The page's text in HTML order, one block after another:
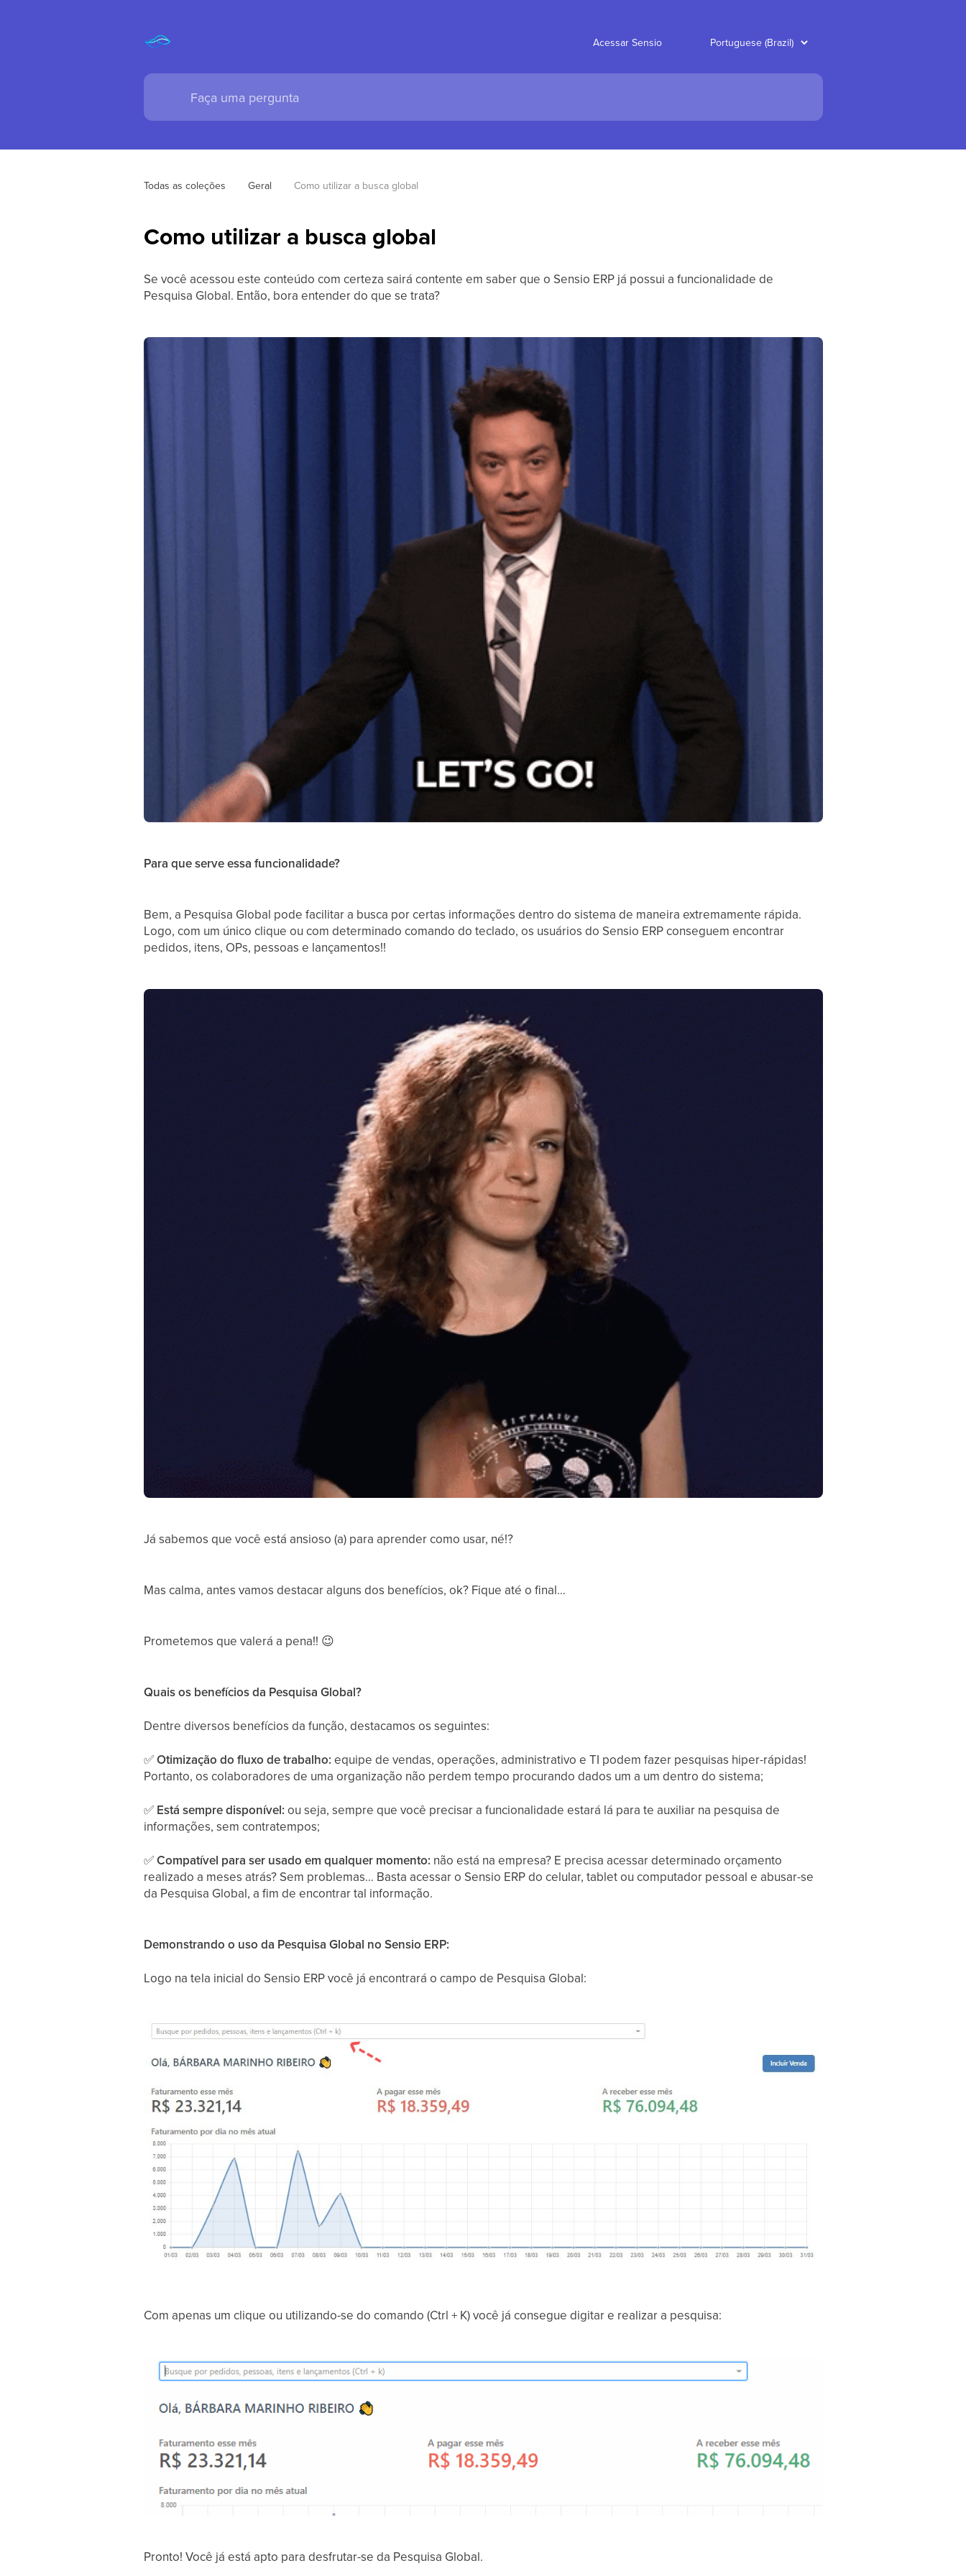
Acessar Sensio
Todas as coleções Geral Como utilizar a busca global
Como utilizar a busca global
Se você acessou este conteúdo com certeza sairá contente em saber que o Sensio ERP já possui a funcionalidade de
Pesquisa Global. Então, bora entender do que se trata?
Para que serve essa funcionalidade?
Bem, a Pesquisa Global pode facilitar a busca por certas informações dentro do sistema de maneira extremamente rápida.
Logo, com um único clique ou com determinado comando do teclado, os usuários do Sensio ERP conseguem encontrar
pedidos, itens, OPs, pessoas e lançamentos!!
Já sabemos que você está ansioso (a) para aprender como usar, né!?
Mas calma, antes vamos destacar alguns dos benefícios, ok? Fique até o final…
Prometemos que valerá a pena!! 😉
Quais os benefícios da Pesquisa Global?
Dentre diversos benefícios da função, destacamos os seguintes:
✅Otimização do fluxo de trabalho: equipe de vendas, operações, administrativo e TI podem fazer pesquisas hiper-rápidas!
Portanto, os colaboradores de uma organização não perdem tempo procurando dados um a um dentro do sistema;
✅ Está sempre disponível: ou seja, sempre que você precisar a funcionalidade estará lá para te auxiliar na pesquisa de
informações, sem contratempos;
✅Compatível para ser usado em qualquer momento: não está na empresa? E precisa acessar determinado orçamento
realizado a meses atrás? Sem problemas… Basta acessar o Sensio ERP do celular, tablet ou computador pessoal e abusar-se
da Pesquisa Global, a fim de encontrar tal informação.
Demonstrando o uso da Pesquisa Global no Sensio ERP:
Logo na tela inicial do Sensio ERP você já encontrará o campo de Pesquisa Global:
Com apenas um clique ou utilizando-se do comando (Ctrl + K) você já consegue digitar e realizar a pesquisa:
Pronto! Você já está apto para desfrutar-se da Pesquisa Global.